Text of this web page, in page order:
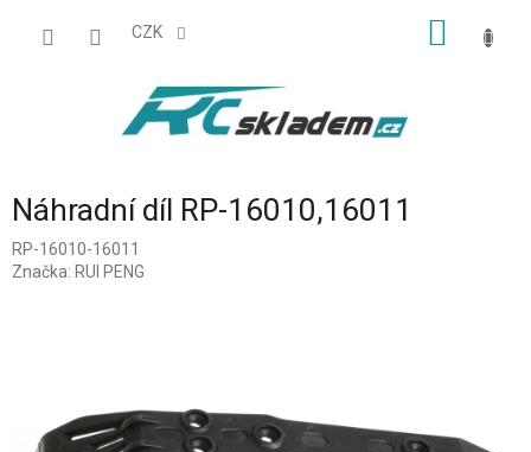
CZK
Náhradní díl RP-16010,16011
RP-16010-16011
Značka: RUI PENG